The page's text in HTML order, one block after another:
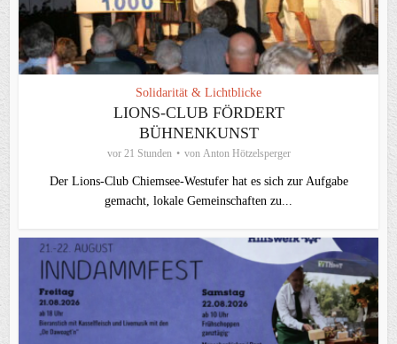
Solidarität & Lichtblicke
LIONS-CLUB FÖRDERT
BÜHNENKUNST
vor 21 Stunden von Anton Hötzelsperger
Der Lions-Club Chiemsee-Westufer hat es sich zur Aufgabe
gemacht, lokale Gemeinschaften zu...